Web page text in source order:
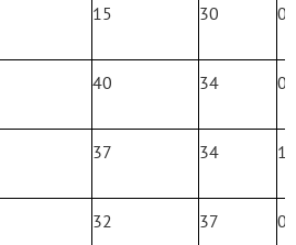
15 30 0
40 34 0
37 34 1
32 37 0